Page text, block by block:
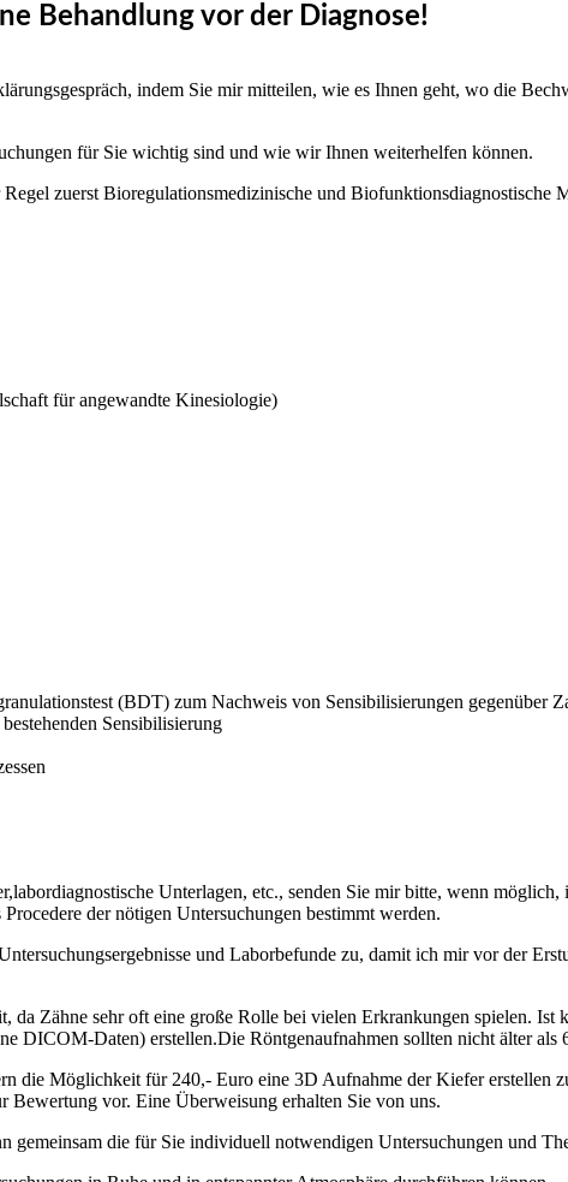
Behandlung vor der Diagnose!
indem Sie mir mitteilen, wie es Ihnen geht, wo die
für Sie wichtig sind und wie wir Ihnen weiterhelfen können.
zuerst Bioregulationsmedizinische und Biofunktionsdiagnostische
für angewandte Kinesiologie)
(BDT) zum Nachweis von Sensibilisierungen gegenüber
Sensibilisierung
Unterlagen, etc., senden Sie mir bitte, wenn
der nötigen Untersuchungen bestimmt werden.
und Laborbefunde zu, damit ich mir vor der
Zähne sehr oft eine große Rolle bei vielen Erkrankungen spielen. Ist
DICOM-Daten) erstellen.Die Röntgenaufnahmen sollten nicht älter als
die Möglichkeit für 240,- Euro eine 3D Aufnahme der Kiefer erstellen
Bewertung vor. Eine Überweisung erhalten Sie von uns.
die für Sie individuell notwendigen Untersuchungen und